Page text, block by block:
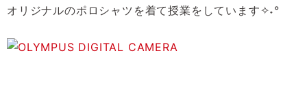
オリジナルのポロシャツを着て授業をしています✧˖°